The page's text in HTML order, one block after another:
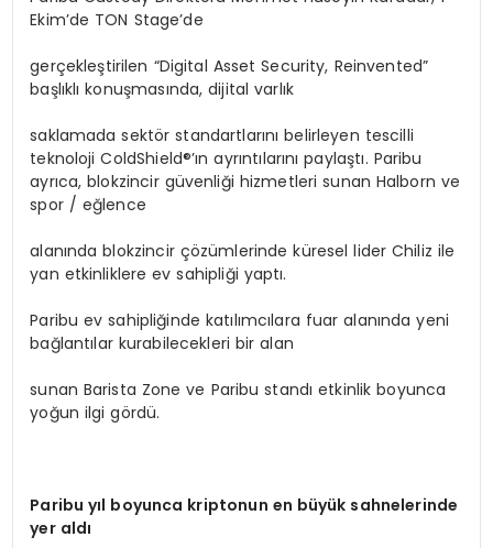
Ekim’de TON Stage’de
gerçekleştirilen “Digital Asset Security, Reinvented”
başlıklı konuşmasında, dijital varlık
saklamada sektör standartlarını belirleyen tescilli
teknoloji ColdShield®’ın ayrıntılarını paylaştı. Paribu
ayrıca, blokzincir güvenliği hizmetleri sunan Halborn ve
spor / eğlence
alanında blokzincir çözümlerinde küresel lider Chiliz ile
yan etkinliklere ev sahipliği yaptı.
Paribu ev sahipliğinde katılımcılara fuar alanında yeni
bağlantılar kurabilecekleri bir alan
sunan Barista Zone ve Paribu standı etkinlik boyunca
yoğun ilgi gördü.
Paribu yıl boyunca kriptonun en büyük sahnelerinde
yer aldı